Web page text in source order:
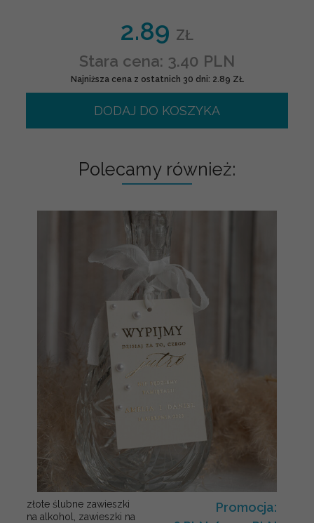
2.89 ZŁ
Stara cena: 3.40 PLN
Najniższa cena z ostatnich 30 dni: 2.89 ZŁ
DODAJ DO KOSZYKA
Polecamy również:
złote ślubne zawieszki
na alkohol, zawieszki na
Promocja: